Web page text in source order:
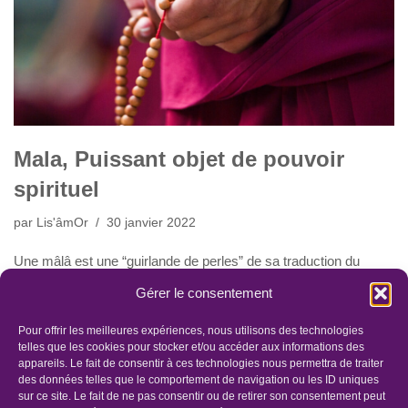
Gérer le consentement
Pour offrir les meilleures expériences, nous utilisons des technologies
telles que les cookies pour stocker et/ou accéder aux informations des
appareils. Le fait de consentir à ces technologies nous permettra de traiter
des données telles que le comportement de navigation ou les ID uniques
sur ce site. Le fait de ne pas consentir ou de retirer son consentement peut
Mala, Puissant objet de pouvoir
spirituel
par Lis'âmOr 30 janvier 2022
Une mâlâ est une “guirlande de perles” de sa traduction du
que”collier de fleur” ou encore “guirlande de méditation”.
Traditionnellement elle accompagne le pratiquant bouddhiste
lors de ses prières. Et sert à compter les répétitions de mantras.